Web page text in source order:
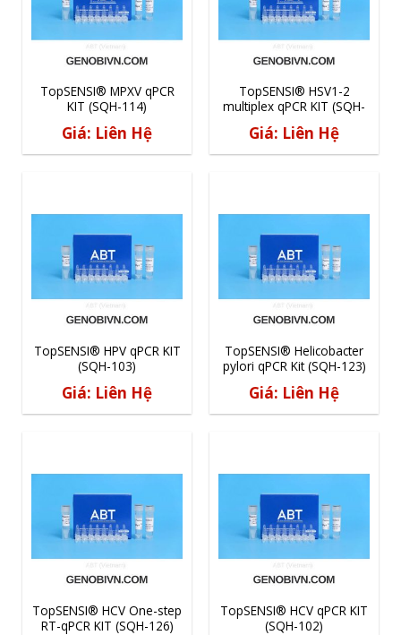
TopSENSI® MPXV qPCR
KIT (SQH-114)
Giá: Liên Hệ
TopSENSI® HSV1-2
multiplex qPCR KIT (SQH-
Giá: Liên Hệ
TopSENSI® HPV qPCR KIT
(SQH-103)
Giá: Liên Hệ
TopSENSI® Helicobacter
pylori qPCR Kit (SQH-123)
Giá: Liên Hệ
TopSENSI® HCV One-step
RT-qPCR KIT (SQH-126)
TopSENSI® HCV qPCR KIT
(SQH-102)